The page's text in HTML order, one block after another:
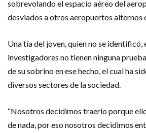
sobrevolando el espacio aéreo del
desviados a otros aeropuertos alternos
Una tía del joven, quien no se identificó,
investigadores no tienen ninguna
de su sobrino en ese hecho, el cual ha
diversos sectores de la sociedad.
“Nosotros decidimos traerlo porque
de nada, por eso nosotros decidimos